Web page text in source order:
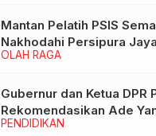
OLAH RAGA
Mantan Pelatih PSIS
Nakhodahi Persipura
PENDIDIKAN
Gubernur dan Ketua DPR
Rekomendasikan Ade
Rektor IAIN Fattahul Muluk